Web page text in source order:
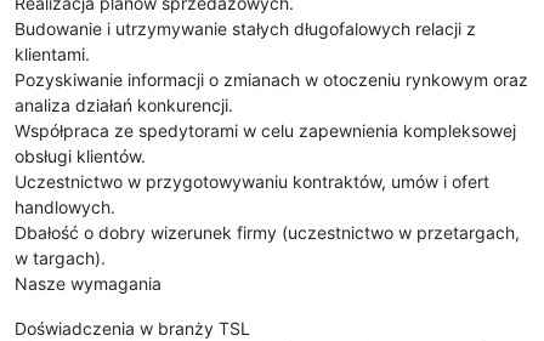
Budowanie i utrzymywanie stałych długofalowych relacji z
klientami.
Pozyskiwanie informacji o zmianach w otoczeniu rynkowym oraz
analiza działań konkurencji.
Współpraca ze spedytorami w celu zapewnienia kompleksowej
obsługi klientów.
Uczestnictwo w przygotowywaniu kontraktów, umów i ofert
handlowych.
Dbałość o dobry wizerunek firmy (uczestnictwo w przetargach,
w targach).
Nasze wymagania
Doświadczenia w branży TSL